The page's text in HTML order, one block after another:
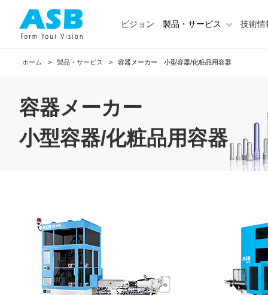
ビジョン 製品・サービス 技術情
ホーム 製品・サービス 容器メーカー 小型容器/化粧品用容器
容器メーカー
小型容器/化粧品用容器